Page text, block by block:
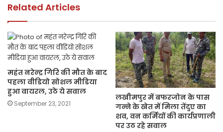
k
Related Articles
महंत नरेन्‍द्र गिरि की मौत के बाद
पहला वीडियो सोशल मीडिया
हुआ वायरल, उठे ये सवाल
September 23, 2021
लखीमपुर में बफरजोन के पास
गन्ने के खेत में मिला तेंदुए का
शव, वन कर्मियों की कार्यप्रणाली
पर उठ रहे सवाल